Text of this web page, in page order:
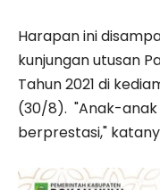
Harapan ini
kunjungan utusan
Tahun 2021 di
(30/8). "Anak-anak
berprestasi,"